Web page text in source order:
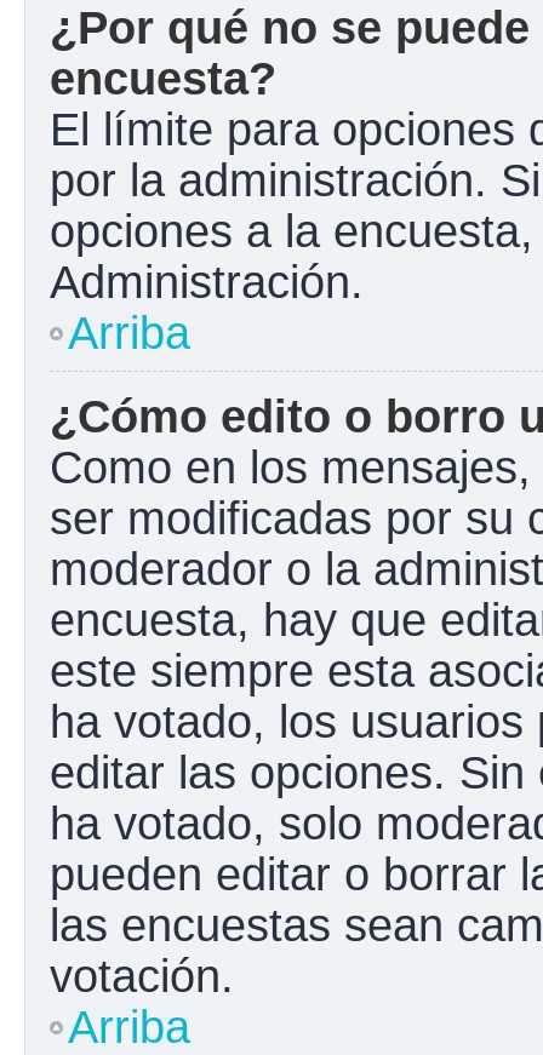
¿Por qué no se
encuesta?
El límite para opciones
por la administración.
opciones a la
Administración.
Arriba
¿Cómo edito o borro
Como en los
ser modificadas por su
moderador o la
encuesta, hay que
este siempre esta
ha votado, los
editar las opciones.
ha votado, solo
pueden editar o borrar
las encuestas sean
votación.
Arriba